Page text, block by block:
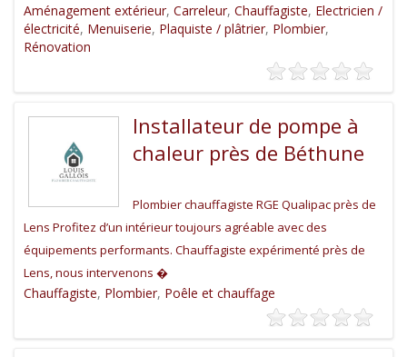
Aménagement extérieur, Carreleur, Chauffagiste, Electricien /
électricité, Menuiserie, Plaquiste / plâtrier, Plombier,
Rénovation
Installateur de pompe à
chaleur près de Béthune
Plombier chauffagiste RGE Qualipac près de
Lens Profitez d’un intérieur toujours agréable avec des
équipements performants. Chauffagiste expérimenté près de
Lens, nous intervenons �
Chauffagiste, Plombier, Poêle et chauffage